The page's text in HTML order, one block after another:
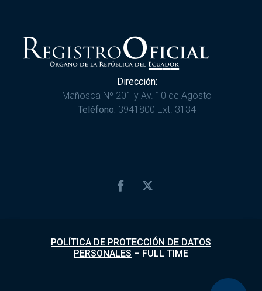
Dirección:
Mañosca Nº 201 y Av. 10 de Agosto
Teléfono: 3941800 Ext. 3134
POLÍTICA DE PROTECCIÓN DE DATOS
PERSONALES – FULL TIME